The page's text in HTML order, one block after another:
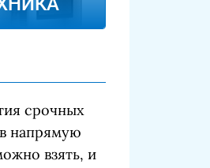
срочных
напрямую
взять, и